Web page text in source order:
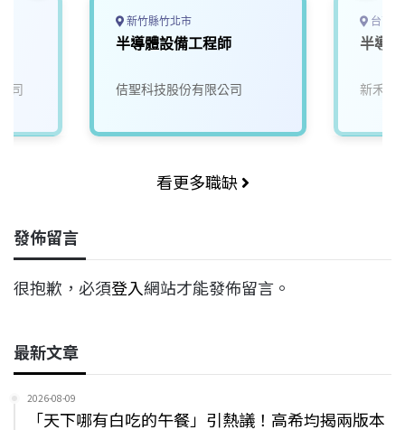
司
新竹縣竹北市
半導體設備工程師
佶聖科技股份有限公司
台南
半導
新禾應
看更多職缺
發佈留言
很抱歉，必須登入網站才能發佈留言。
最新文章
2026-08-09
「天下哪有白吃的午餐」引熱議！高希均揭兩版本